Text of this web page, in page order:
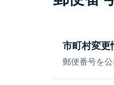
市町村変更
郵便番号を